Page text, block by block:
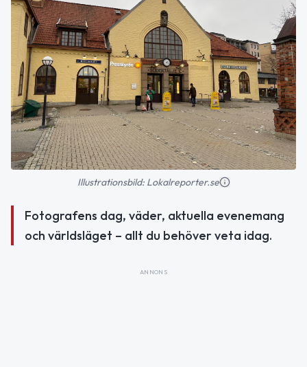
Illustrationsbild: Lokalreporter.se
Fotografens dag, väder, aktuella evenemang
och världsläget – allt du behöver veta idag.
ANNONS